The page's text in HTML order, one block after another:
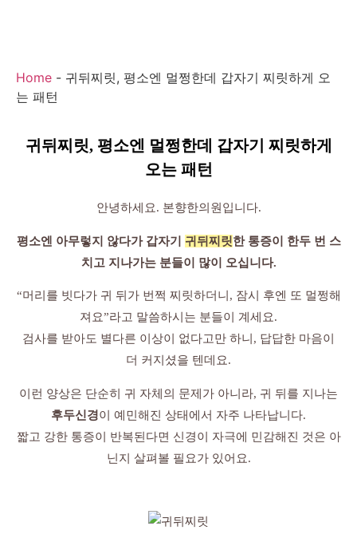
Home - 귀뒤찌릿, 평소엔 멀쩡한데 갑자기 찌릿하게 오
는 패턴
귀뒤찌릿, 평소엔 멀쩡한데 갑자기 찌릿하게
오는 패턴
안녕하세요. 본향한의원입니다.
평소엔 아무렇지 않다가 갑자기 귀뒤찌릿한 통증이 한두 번 스
치고 지나가는 분들이 많이 오십니다.
“머리를 빗다가 귀 뒤가 번쩍 찌릿하더니, 잠시 후엔 또 멀쩡해
져요”라고 말씀하시는 분들이 계세요.
검사를 받아도 별다른 이상이 없다고만 하니, 답답한 마음이
더 커지셨을 텐데요.
이런 양상은 단순히 귀 자체의 문제가 아니라, 귀 뒤를 지나는
후두신경이 예민해진 상태에서 자주 나타납니다.
짧고 강한 통증이 반복된다면 신경이 자극에 민감해진 것은 아
닌지 살펴볼 필요가 있어요.